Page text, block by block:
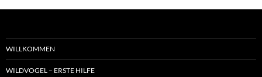
WILLKOMMEN
WILDVOGEL – ERSTE HILFE